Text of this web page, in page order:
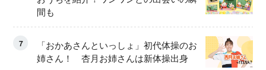
間も
7
「おかあさんといっしょ」初代体操のお
姉さん！ 杏月お姉さんは新体操出身